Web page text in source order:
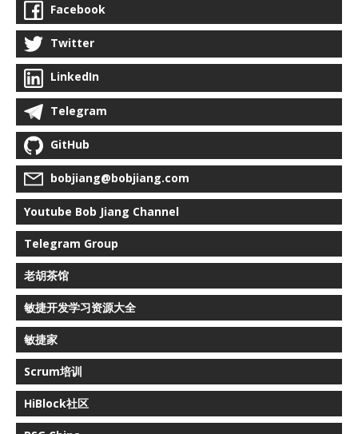
Facebook
Twitter
LinkedIn
Telegram
GitHub
bobjiang@bobjiang.com
Youtube Bob Jiang Channel
Telegram Group
老胡茶馆
敏捷开发学习资源大全
敏捷家
Scrum培训
HiBlock社区